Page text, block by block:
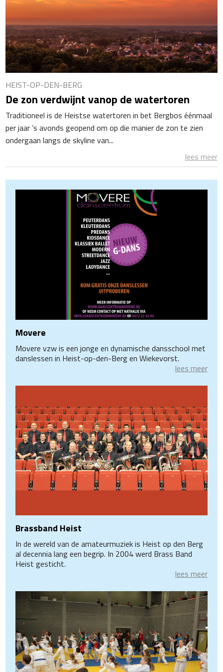
HEIST-OP-DEN-BERG
De zon verdwijnt vanop de watertoren
Traditioneel is de Heistse watertoren in bet Bergbos éénmaal
per jaar ’s avonds geopend om op die manier de zon te zien
ondergaan langs de skyline van...
lees meer
Movere
Movere vzw is een jonge en dynamische dansschool met
danslessen in Heist-op-den-Berg en Wiekevorst.
lees meer
Brassband Heist
In de wereld van de amateurmuziek is Heist op den Berg
al decennia lang een begrip. In 2004 werd Brass Band
Heist gesticht.
lees meer